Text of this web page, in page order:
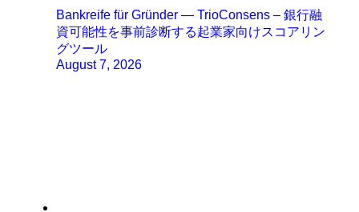
Bankreife für Gründer — TrioConsens – 銀行融
資可能性を事前診断する起業家向けスコアリン
グツール
August 7, 2026